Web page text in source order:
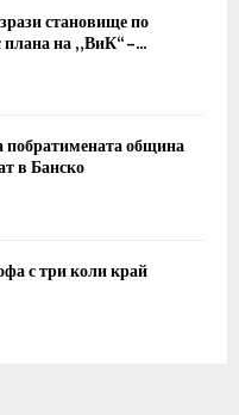
становище по
плана на „ВиК“ –...
побратимената община
в Банско
с три коли край